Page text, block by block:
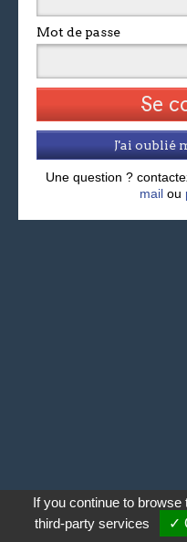
Mot de passe
J'ai oublié
Une question ?
mail ou
If you continue to
third-party services
✓